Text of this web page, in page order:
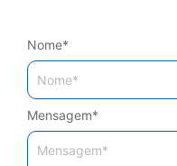
Mensagem*
Nome*